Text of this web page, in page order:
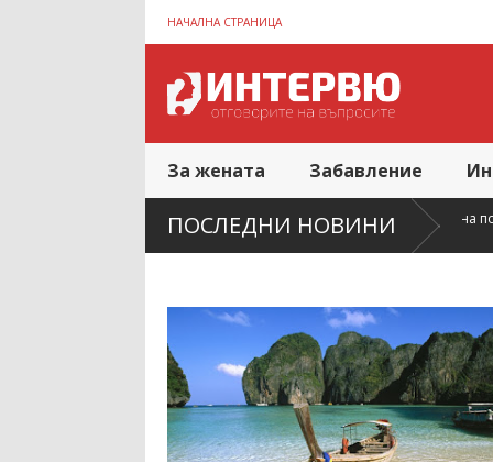
НАЧАЛНА СТРАНИЦА
За жената Забавление
ПОСЛЕДНИ НОВИНИ
на жилището влияе върху сложността на почистването след